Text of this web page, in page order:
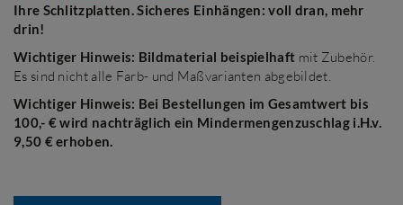
Ihre Schlitzplatten. Sicheres Einhängen: voll dran, mehr
drin!
Wichtiger Hinweis: Bildmaterial beispielhaft mit Zubehör.
Es sind nicht alle Farb- und Maßvarianten abgebildet.
Wichtiger Hinweis: Bei Bestellungen im Gesamtwert bis
100,- € wird nachträglich ein Mindermengenzuschlag i.H.v.
9,50 € erhoben.